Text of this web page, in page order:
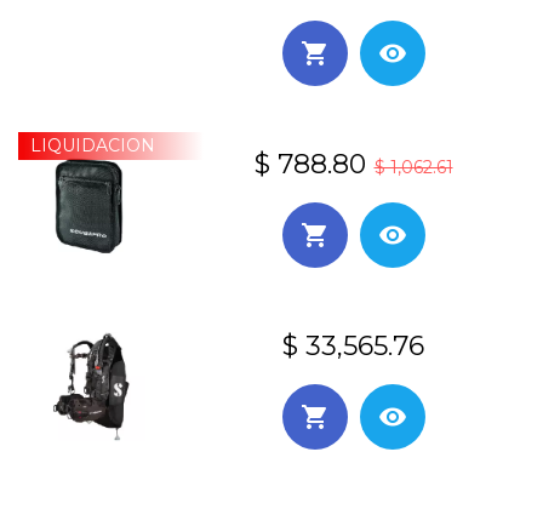
LIQUIDACION
$ 788.80 $ 1,062.61
$ 33,565.76